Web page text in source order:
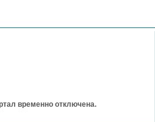
временно отключена.